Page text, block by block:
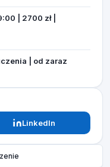
| 2700 zł |
| od zaraz
LinkedIn